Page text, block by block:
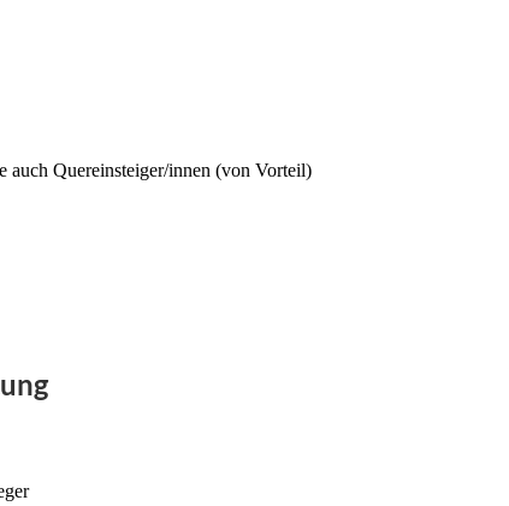
auch Quereinsteiger/innen (von Vorteil)